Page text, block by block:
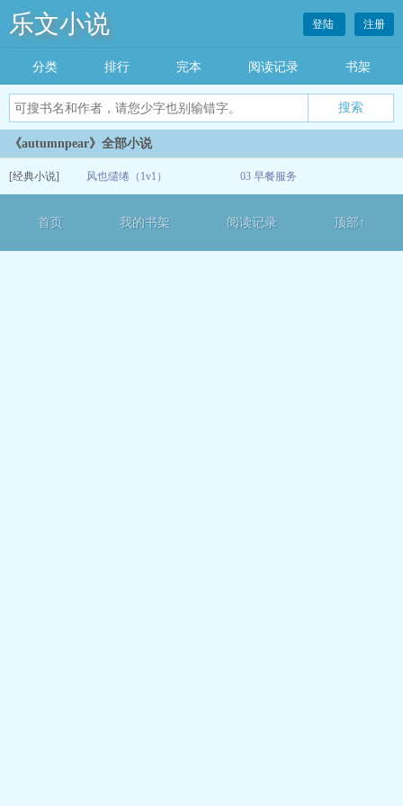
乐文小说 登陆 注册
分类 排行 完本 阅读记录 书架
《autumnpear》全部小说
[经典小说] 风也缱绻（1v1） 03 早餐服务
首页 我的书架 阅读记录 顶部↑